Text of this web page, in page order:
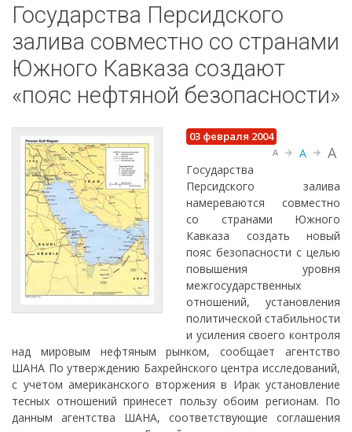
Государства Персидского
залива совместно со странами
Южного Кавказа создают
«пояс нефтяной безопасности»
03 февраля 2004
A A A
Государства
Персидского залива
намереваются совместно
со странами Южного
Кавказа создать новый
пояс безопасности с целью
повышения уровня
межгосударственных
отношений, установления
политической стабильности
и усиления своего контроля
над мировым нефтяным рынком, сообщает агентство
ШАНА По утверждению Бахрейнского центра исследований,
с учетом американского вторжения в Ирак установление
тесных отношений принесет пользу обоим регионам. По
данным агентства ШАНА, соответствующие соглашения